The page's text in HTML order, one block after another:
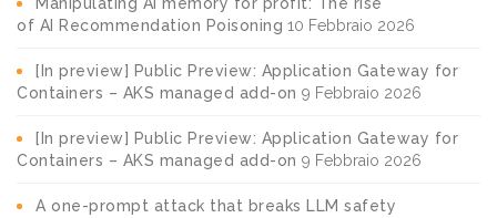
of AI Recommendation Poisoning 10 Febbraio 2026
[In preview] Public Preview: Application Gateway for
Containers – AKS managed add-on 9 Febbraio 2026
[In preview] Public Preview: Application Gateway for
Containers – AKS managed add-on 9 Febbraio 2026
A one-prompt attack that breaks LLM safety